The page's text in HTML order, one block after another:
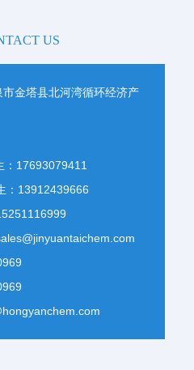
US
塔县北河湾循环经济产
17693079411